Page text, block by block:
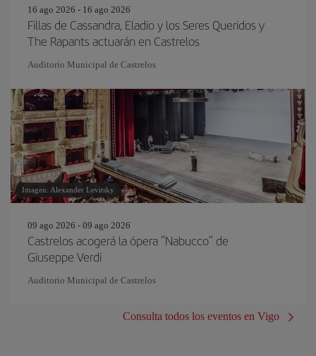
16 ago 2026 - 16 ago 2026
Fillas de Cassandra, Eladio y los Seres Queridos y
The Rapants actuarán en Castrelos
Auditorio Municipal de Castrelos
Imagen: Alexander Levitsky
09 ago 2026 - 09 ago 2026
Castrelos acogerá la ópera “Nabucco” de
Giuseppe Verdi
Auditorio Municipal de Castrelos
Consulta todos los eventos en Vigo